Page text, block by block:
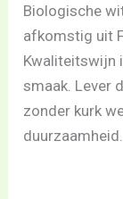
Biologische
afkomstig uit
Kwaliteitswijn
smaak. Lever
zonder kurk
duurzaamheid.